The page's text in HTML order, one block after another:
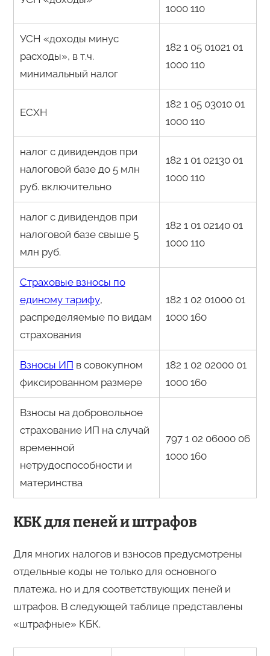
1000 110
УСН «доходы минус
расходы», в т.ч.
минимальный налог
182 1 05 01021 01
1000 110
ЕСХН
182 1 05 03010 01
1000 110
налог с дивидендов при
налоговой базе до 5 млн
руб. включительно
182 1 01 02130 01
1000 110
налог с дивидендов при
налоговой базе свыше 5
млн руб.
182 1 01 02140 01
1000 110
Страховые взносы по
единому тарифу,
распределяемые по видам
страхования
182 1 02 01000 01
1000 160
Взносы ИП в совокупном
фиксированном размере
182 1 02 02000 01
1000 160
Взносы на добровольное
страхование ИП на случай
временной
нетрудоспособности и
материнства
797 1 02 06000 06
1000 160
КБК для пеней и штрафов
Для многих налогов и взносов предусмотрены
отдельные коды не только для основного
платежа, но и для соответствующих пеней и
штрафов. В следующей таблице представлены
«штрафные» КБК.